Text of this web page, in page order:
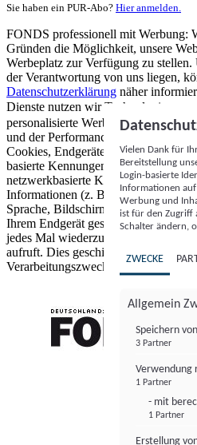
Sie haben ein PUR-Abo? Hier anmelden.
FONDS professionell mit Werbung:
Gründen die Möglichkeit, unsere
Werbeplatz zur Verfügung zu
der Verantwortung von uns liegen,
Datenschutzerklärung näher
Dienste nutzen wir Technologien von
personalisierte Werbung und Inhalte,
und der Performance von Inhalten
Cookies, Endgeräte- oder ähnliche
basierte Kennungen, zufällig
netzwerkbasierte Kennungen)
Informationen (z. B. Browsertyp
Sprache, Bildschirmgröße,
Ihrem Endgerät gespeichert oder von
jedes Mal wiederzuerkennen, wenn
aufruft. Dies geschieht für einen oder
Verarbeitungszwecke.
Vielen Dank für
Bereitstellung
Login-basierte
Informationen
Werbung und
ist für den Zugriff
Schalter ändern,
ZWECKE
Allgemein
Speichern
3 Partner
Verwendung
1 Partner
- mit
1 Partner
Erstellung
FONDS professionell